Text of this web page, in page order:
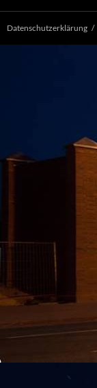
Datenschutzerklärung